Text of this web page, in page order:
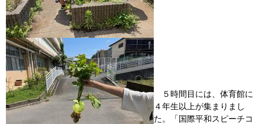
５時間目には、体育館に
４年生以上が集まりまし
た。「国際平和スピーチコ